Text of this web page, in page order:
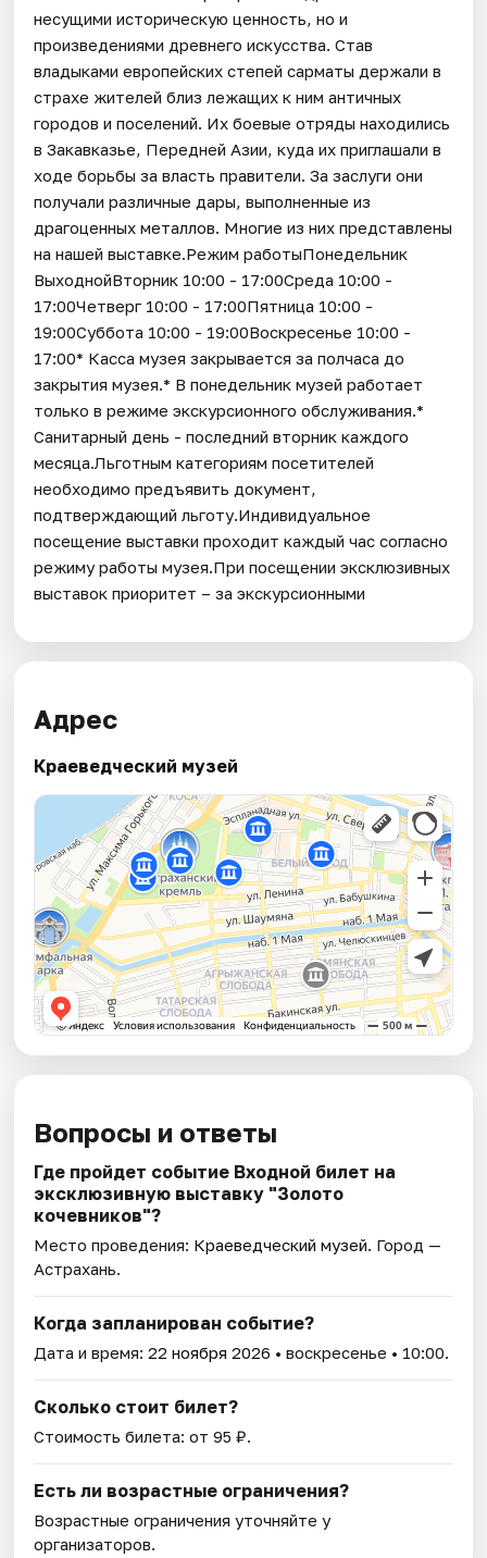
несущими историческую ценность, но и
произведениями древнего искусства. Став
владыками европейских степей сарматы держали в
страхе жителей близ лежащих к ним античных
городов и поселений. Их боевые отряды находились
в Закавказье, Передней Азии, куда их приглашали в
ходе борьбы за власть правители. За заслуги они
получали различные дары, выполненные из
драгоценных металлов. Многие из них представлены
на нашей выставке.Режим работыПонедельник
ВыходнойВторник 10:00 - 17:00Среда 10:00 -
17:00Четверг 10:00 - 17:00Пятница 10:00 -
19:00Суббота 10:00 - 19:00Воскресенье 10:00 -
17:00* Касса музея закрывается за полчаса до
закрытия музея.* В понедельник музей работает
только в режиме экскурсионного обслуживания.*
Санитарный день - последний вторник каждого
месяца.Льготным категориям посетителей
необходимо предъявить документ,
подтверждающий льготу.Индивидуальное
посещение выставки проходит каждый час согласно
режиму работы музея.При посещении эксклюзивных
выставок приоритет – за экскурсионными
Адрес
Краеведческий музей
Вопросы и ответы
Где пройдет событие Входной билет на
эксклюзивную выставку "Золото
кочевников"?
Место проведения: Краеведческий музей. Город —
Астрахань.
Когда запланирован событие?
Дата и время:22 ноября 2026 • воскресенье • 10:00.
Сколько стоит билет?
Стоимость билета: от 95 ₽.
Есть ли возрастные ограничения?
Возрастные ограничения уточняйте у
организаторов.